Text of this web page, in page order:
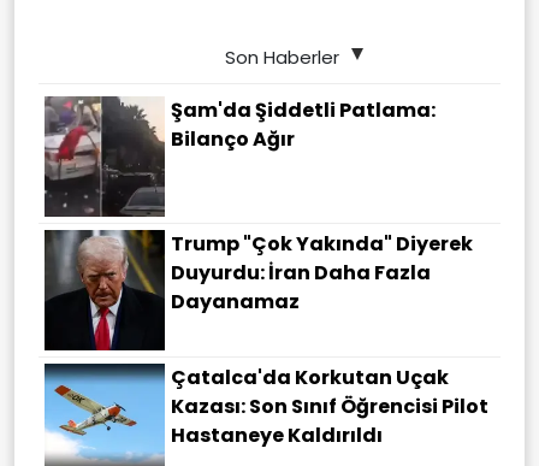
Son Haberler
Şam'da Şiddetli Patlama:
Bilanço Ağır
Trump "çok Yakında" Diyerek
Duyurdu: İran Daha Fazla
Dayanamaz
Çatalca'da Korkutan Uçak
Kazası: Son Sınıf Öğrencisi Pilot
Hastaneye Kaldırıldı